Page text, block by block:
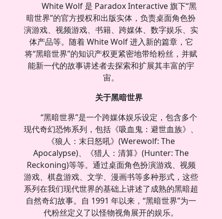
White Wolf 是 Paradox Interactive 旗下“黑
暗世界”的官方授权和出版实体，负责桌面角色扮
演游戏、视频游戏、书籍、跨媒体、数字娱乐、实
体产品等。随着 White Wolf 进入新的篇章，它
将“黑暗世界”的知识产权更紧密地带给粉丝，并赋
能新一代的故事讲述者去探索和扩展其丰富的宇
宙。
关于黑暗世界
“黑暗世界”是一个跨媒体娱乐设定，包含多个
现代奇幻恐怖系列，包括《吸血鬼：避世血族》、
《狼人：末日怒吼》(Werewolf: The
Apocalypse)、《猎人：清算》(Hunter: The
Reckoning)等等。通过桌面角色扮演游戏、视频
游戏、棋盘游戏、文学、漫画书等多种形式，这些
系列在我们现代世界的基础上讲述了成熟的黑暗超
自然奇幻故事。自 1991 年以来，“黑暗世界”为一
代粉丝定义了以怪物视角展开的娱乐。